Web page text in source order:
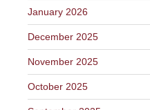
January 2026
December 2025
November 2025
October 2025